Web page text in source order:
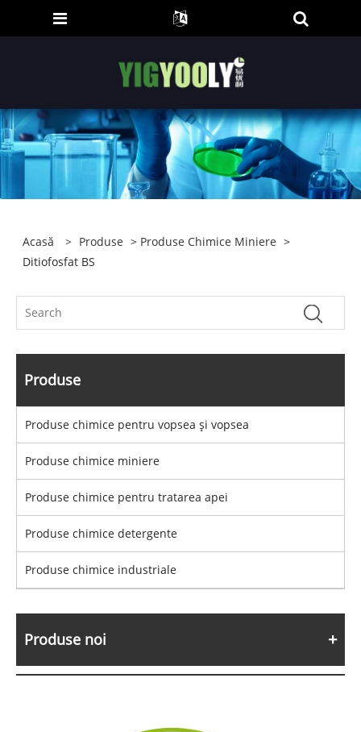
Acasă > Produse > Produse Chimice Miniere >
Ditiofosfat BS
Produse
Produse chimice pentru vopsea și vopsea
Produse chimice miniere
Produse chimice pentru tratarea apei
Produse chimice detergente
Produse chimice industriale
Produse noi